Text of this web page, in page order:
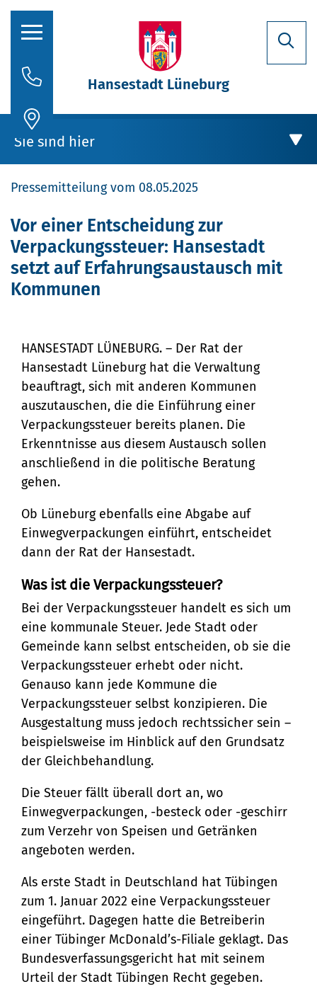
Aktuelles
Stadtporträt
Oberbürgermeisterin
Politik
Verwaltung
Bürgerservice
Bürgeramt
Online-Dienste
Rückrufformular
Sag's uns einfach
Klimaschutz und Umwelt
Klimaschutz
Klimaanpassung
Grünes Lüneburg
Umwelt
Nachhaltigkeit
Bauen und Mobilität
Stadtentwicklung
Straßen- und
Brückenbau
Denkmalschutz
Mobilität
Sanierungsgebiete
Wohnen
Kultur und Freizeit
Kulturhäuser und
Bibliotheken
Kulturreferat
Sport
Stadtarchiv
Tourismus
Veranstaltungskalender
(Metropolregion HH)
Bildung
Bildung
Soziales
Familie und Betreuung
Stadtteilarbeit
Bürger:innenbeteiligung
Ehrenamt
Sicherheit und Ordnung
Ordnungsamt
Schiedsamt
Ortsrecht
Straßenreinigung und
Winterdienst
Telefon:
04131 - 309-0
E-Mail:
stadt@stadt.lueneburg.de
Anschrift:
Am Ochsenmarkt 1
21335 Lüneburg
Hansestadt Lüneburg
Sie sind hier
Rathaus
Aktuelles
Erfahrungsaustausch mit Kommunen
Pressemitteilung vom 08.05.2025
Vor einer Entscheidung zur
Verpackungssteuer: Hansestadt
setzt auf Erfahrungsaustausch mit
Kommunen
HANSESTADT LÜNEBURG. – Der Rat der
Hansestadt Lüneburg hat die Verwaltung
beauftragt, sich mit anderen Kommunen
auszutauschen, die die Einführung einer
Verpackungssteuer bereits planen. Die
Erkenntnisse aus diesem Austausch sollen
anschließend in die politische Beratung
gehen.
Ob Lüneburg ebenfalls eine Abgabe auf
Einwegverpackungen einführt, entscheidet
dann der Rat der Hansestadt.
Was ist die Verpackungssteuer?
Bei der Verpackungssteuer handelt es sich um
eine kommunale Steuer. Jede Stadt oder
Gemeinde kann selbst entscheiden, ob sie die
Verpackungssteuer erhebt oder nicht.
Genauso kann jede Kommune die
Verpackungssteuer selbst konzipieren. Die
Ausgestaltung muss jedoch rechtssicher sein –
beispielsweise im Hinblick auf den Grundsatz
der Gleichbehandlung.
Die Steuer fällt überall dort an, wo
Einwegverpackungen, -besteck oder -geschirr
zum Verzehr von Speisen und Getränken
angeboten werden.
Als erste Stadt in Deutschland hat Tübingen
zum 1. Januar 2022 eine Verpackungssteuer
eingeführt. Dagegen hatte die Betreiberin
einer Tübinger McDonald’s-Filiale geklagt. Das
Bundesverfassungsgericht hat mit seinem
Urteil der Stadt Tübingen Recht gegeben.